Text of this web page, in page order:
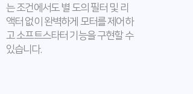
는 조건에서도 별 도의 필터 및 리
액터 없이 완벽하게 모터를 제어하
고 소프트스타터 기능을 구현할 수
있습니다.